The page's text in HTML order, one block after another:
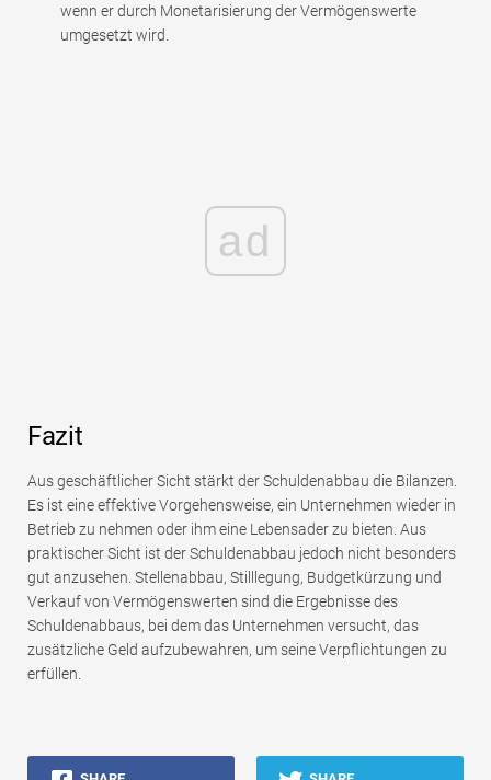
wenn er durch Monetarisierung der Vermögenswerte
umgesetzt wird.
ad
Fazit
Aus geschäftlicher Sicht stärkt der Schuldenabbau die Bilanzen.
Es ist eine effektive Vorgehensweise, ein Unternehmen wieder in
Betrieb zu nehmen oder ihm eine Lebensader zu bieten. Aus
praktischer Sicht ist der Schuldenabbau jedoch nicht besonders
gut anzusehen. Stellenabbau, Stilllegung, Budgetkürzung und
Verkauf von Vermögenswerten sind die Ergebnisse des
Schuldenabbaus, bei dem das Unternehmen versucht, das
zusätzliche Geld aufzubewahren, um seine Verpflichtungen zu
erfüllen.